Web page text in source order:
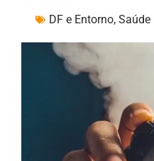
DF e Entorno, Saúde